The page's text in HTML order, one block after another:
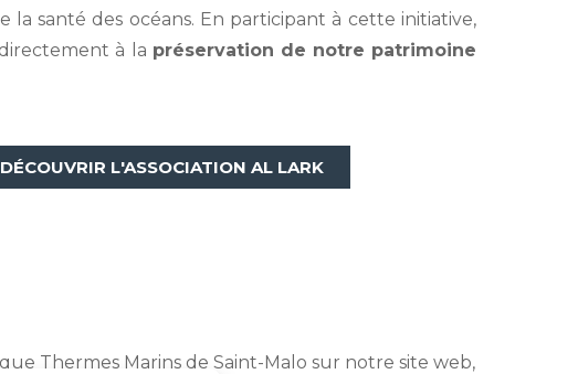
la santé des océans. En participant à cette initiative,
à la préservation de notre patrimoine
DÉCOUVRIR L'ASSOCIATION AL LARK
Thermes Marins de Saint-Malo sur notre site web,